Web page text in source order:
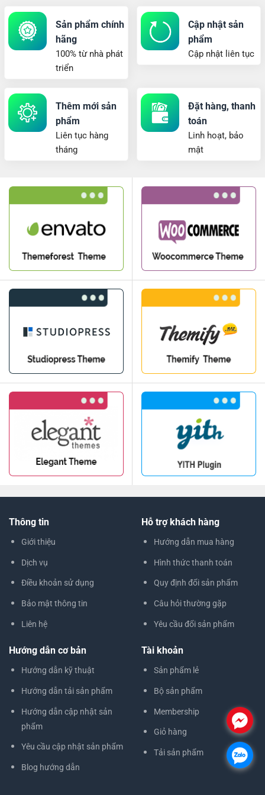
Sản phẩm chính
hãng
100% từ nhà phát
triển
Cập nhật sản
phẩm
Cập nhật liên tục
Thêm mới sản
phẩm
Liên tục hàng
tháng
Đặt hàng, thanh
toán
Linh hoạt, bảo
mật
Thông tin
Giới thiệu
Dịch vụ
Điều khoản sử dụng
Bảo mật thông tin
Liên hệ
Hỗ trợ khách hàng
Hướng dẫn mua hàng
Hình thức thanh toán
Quy định đổi sản phẩm
Câu hỏi thường gặp
Yêu cầu đổi sản phẩm
Hướng dẫn cơ bản
Hướng dẫn kỹ thuật
Hướng dẫn tải sản phẩm
Hướng dẫn cập nhật sản
phẩm
Yêu cầu cập nhật sản phẩm
Blog hướng dẫn
Tài khoản
Sản phẩm lẻ
Bộ sản phẩm
Membership
Giỏ hàng
Tải sản phẩm
.
.